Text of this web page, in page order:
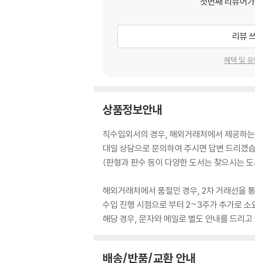
리뷰
혜택 및 유
상품정보안내
직수입외서의 경우, 해외거래처에서 제공하
대일 상담으로 문의하여 주시면 답변 드리겠
(판형과 판수 등이 다양한 도서는 찾으시는
해외거래처에서 품절인 경우, 2차 거래선을
수입 진행 시점으로 부터 2~3주가 추가로 소
해당 경우, 문자와 메일로 별도 안내를 드리
배송/반품/교환 안내